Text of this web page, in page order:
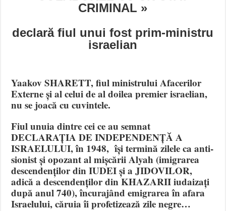
CRIMINAL »
declară fiul unui fost prim-ministru
israelian
Yaakov SHARETT, fiul ministrului Afacerilor
Externe și al celui de al doilea premier israelian,
nu se joacă cu cuvintele.
Fiul unuia dintre cei ce au semnat
DECLARAȚIA DE INDEPENDENȚĂ A
ISRAELULUI, în 1948, își termină zilele ca anti-
sionist și opozant al mișcării Alyah (imigrarea
descendenților din IUDEI și a JIDOVILOR,
adică a descendenților din KHAZARII iudaizați
după anul 740), încurajând emigrarea în afara
Israelului, căruia îi profetizează zile negre…